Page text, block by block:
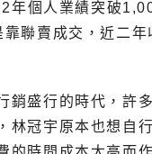
年個人業績突破
聯賣成交，近二年
銷盛行的時代，許
林冠宇原本也想自